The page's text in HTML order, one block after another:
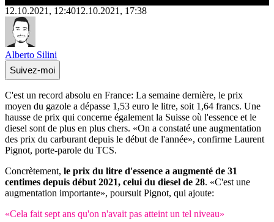
12.10.2021, 12:4012.10.2021, 17:38
Alberto Silini
Suivez-moi
C'est un record absolu en France: La semaine dernière, le prix
moyen du gazole a dépasse 1,53 euro le litre, soit 1,64 francs. Une
hausse de prix qui concerne également la Suisse où l'essence et le
diesel sont de plus en plus chers. «On a constaté une augmentation
des prix du carburant depuis le début de l'année», confirme Laurent
Pignot, porte-parole du TCS.
Concrètement, le prix du litre d'essence a augmenté de 31
centimes depuis début 2021, celui du diesel de 28. «C'est une
augmentation importante», poursuit Pignot, qui ajoute:
«Cela fait sept ans qu'on n'avait pas atteint un tel niveau»